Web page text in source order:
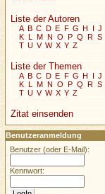
Liste der Autoren
A B C D E F G H I J
K L M N O P Q R S
T U V W X Y Z
Liste der Themen
A B C D E F G H I J
K L M N O P Q R S
T U V W X Y Z
Zitat einsenden
Benutzeranmeldung
Benutzer (oder E-Mail):
Kennwort: